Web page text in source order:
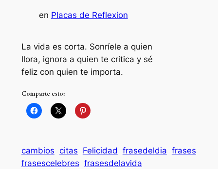
en Placas de Reflexion
La vida es corta. Sonríele a quien
llora, ignora a quien te critica y sé
feliz con quien te importa.
Comparte esto:
cambios citas Felicidad frasedeldia frases
frasescelebres frasesdelavida